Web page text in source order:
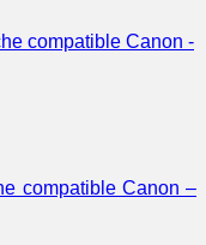
compatible Canon –